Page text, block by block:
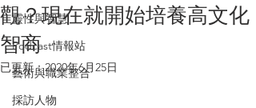
靈性與智慧
Podcast情報站
藝術與職業整合
採訪人物
觀？現在就開始培養高文化
智商
已更新：2020年6月25日